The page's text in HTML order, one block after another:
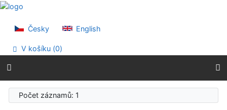
Přejít na obsah
Prohlášení o webové přístupnosti
Česky English
V košíku (0)
Počet záznamů: 1